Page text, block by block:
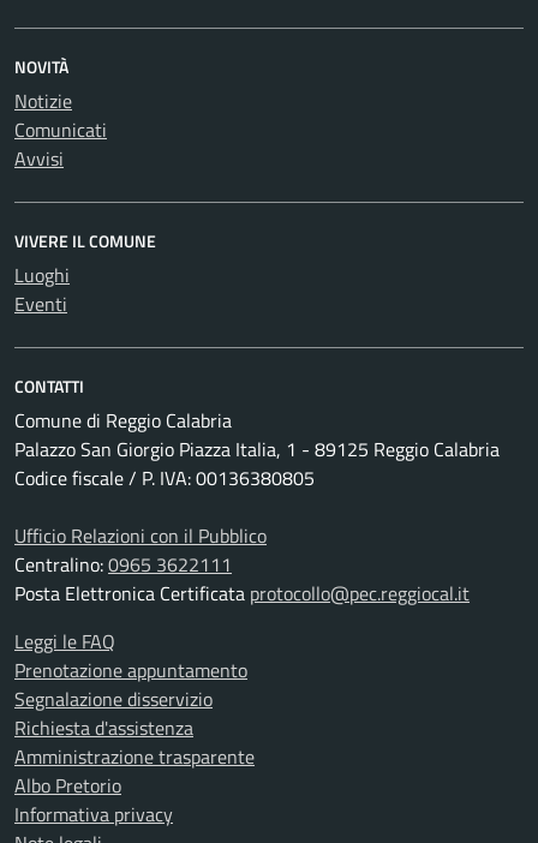
NOVITÀ
Notizie
Comunicati
Avvisi
VIVERE IL COMUNE
Luoghi
Eventi
CONTATTI
Comune di Reggio Calabria
Palazzo San Giorgio Piazza Italia, 1 - 89125 Reggio Calabria
Codice fiscale / P. IVA: 00136380805
Ufficio Relazioni con il Pubblico
Centralino:0965 3622111
Posta Elettronica Certificata protocollo@pec.reggiocal.it
Leggi le FAQ
Prenotazione appuntamento
Segnalazione disservizio
Richiesta d'assistenza
Amministrazione trasparente
Albo Pretorio
Informativa privacy